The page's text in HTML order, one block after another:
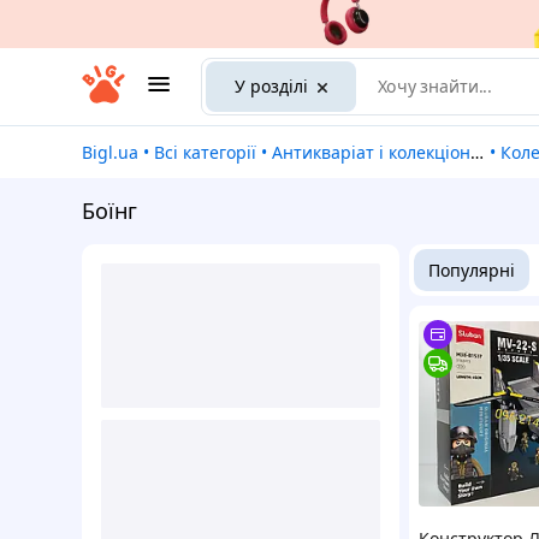
У розділі
Bigl.ua • Всі категорії • Антикваріат і колекціонування •
Боїнг
Популярні